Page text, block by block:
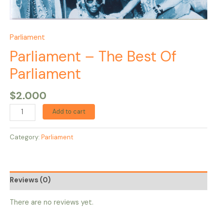
Parliament
Parliament – The Best Of
Parliament
$2.000
Add to cart
Category: Parliament
Reviews (0)
There are no reviews yet.